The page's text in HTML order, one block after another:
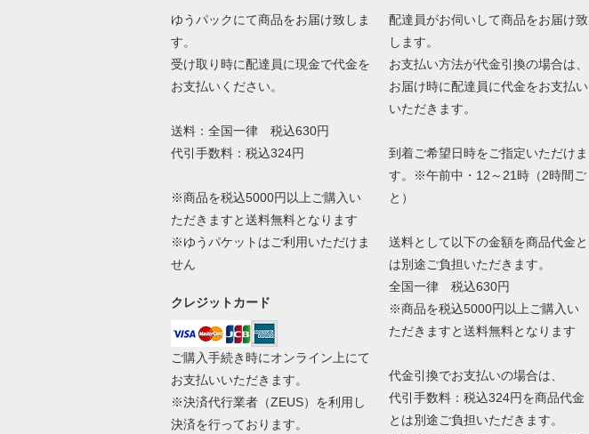
ゆうパックにて商品をお届け致しま
す。
受け取り時に配達員に現金で代金を
お支払いください。
送料：全国一律 税込630円
代引手数料：税込324円
※商品を税込5000円以上ご購入い
ただきますと送料無料となります
※ゆうパケットはご利用いただけま
せん
クレジットカード
ご購入手続き時にオンライン上にて
お支払いいただきます。
※決済代行業者（ZEUS）を利用し
決済を行っております。
配達員がお伺いして商品をお届け致
します。
お支払い方法が代金引換の場合は、
お届け時に配達員に代金をお支払い
いただきます。
到着ご希望日時をご指定いただけま
す。※午前中・12～21時（2時間ご
と）
送料として以下の金額を商品代金と
は別途ご負担いただきます。
全国一律 税込630円
※商品を税込5000円以上ご購入い
ただきますと送料無料となります
代金引換でお支払いの場合は、
代引手数料：税込324円を商品代金
とは別途ご負担いただきます。